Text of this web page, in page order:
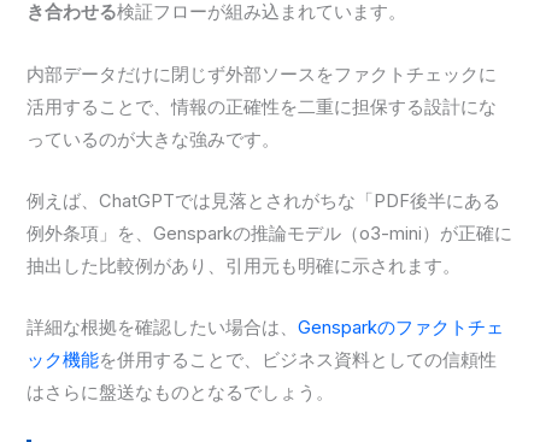
き合わせる検証フローが組み込まれています。
内部データだけに閉じず外部ソースをファクトチェックに
活用することで、情報の正確性を二重に担保する設計にな
っているのが大きな強みです。
例えば、ChatGPTでは見落とされがちな「PDF後半にある
例外条項」を、Gensparkの推論モデル（o3-mini）が正確に
抽出した比較例があり、引用元も明確に示されます。
詳細な根拠を確認したい場合は、Gensparkのファクトチェ
ック機能を併用することで、ビジネス資料としての信頼性
はさらに盤送なものとなるでしょう。